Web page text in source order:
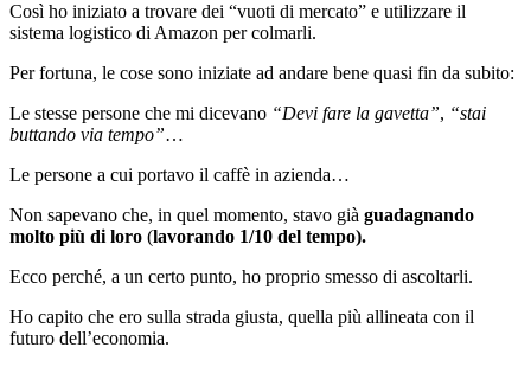
Così ho iniziato a trovare dei “vuoti di mercato” e utilizzare il
sistema logistico di Amazon per colmarli.
Per fortuna, le cose sono iniziate ad andare bene quasi fin da subito:
Le stesse persone che mi dicevano “Devi fare la gavetta”, “stai
buttando via tempo”…
Le persone a cui portavo il caffè in azienda…
Non sapevano che, in quel momento, stavo già guadagnando
molto più di loro (lavorando 1/10 del tempo).
Ecco perché, a un certo punto, ho proprio smesso di ascoltarli.
Ho capito che ero sulla strada giusta, quella più allineata con il
futuro dell’economia.